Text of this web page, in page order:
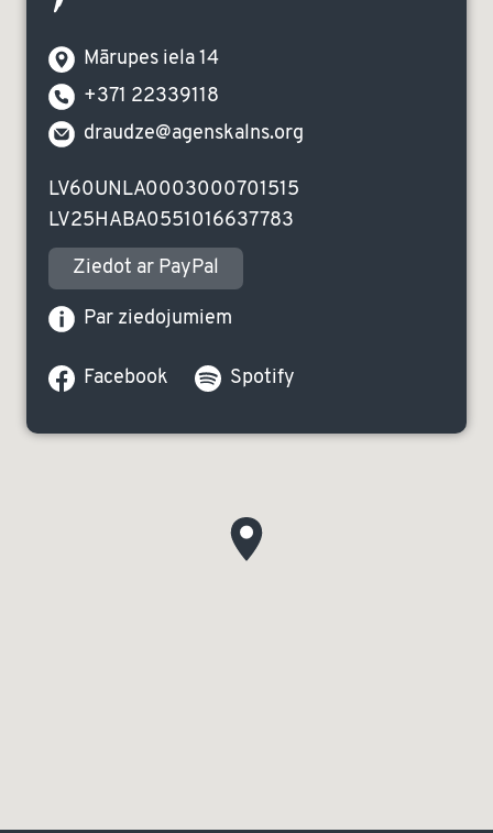
Mārupes iela 14
+371 22339118
draudze@agenskalns.org
LV60UNLA0003000701515
LV25HABA0551016637783
Ziedot ar PayPal
Par ziedojumiem
Facebook Spotify